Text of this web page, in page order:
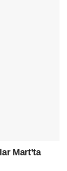
Mart’ta